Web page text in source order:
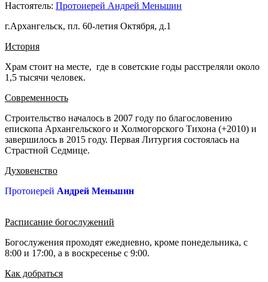
Настоятель: Протоиерей Андрей Меньшин
г.Архангельск, пл. 60-летия Октября, д.1
История
Храм стоит на месте, где в советские годы расстреляли около
1,5 тысячи человек.
Современность
Строительство началось в 2007 году по благословению
епископа Архангельского и Холмогорского Тихона (+2010) и
завершилось в 2015 году. Первая Литургия состоялась на
Страстной Седмице.
Духовенство
Протоиерей Андрей Меньшин
Расписание богослужений
Богослужения проходят ежедневно, кроме понедельника, с
8:00 и 17:00, а в воскресенье с 9:00.
Как добраться